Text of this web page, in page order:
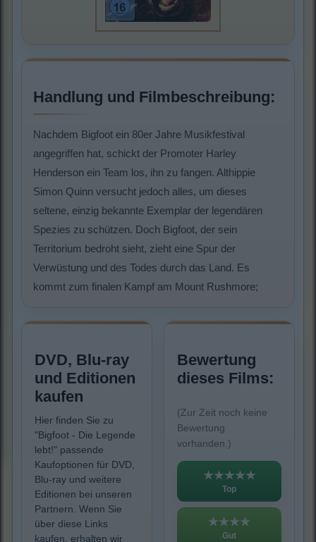
Handlung und Filmbeschreibung:
Nachdem Bigfoot ein 80er Jahre Musikfestival
angegriffen hat, schickt der Promoter Harley
Henderson ein Team los, ihn zu fangen. Althippie
Simon Quinn versucht jedoch alles, um dieses
seltene, einzig bekannte Exemplar der legendären
Spezies zu schützen. Doch Bigfoot, der sein
Territorium bedroht sieht, zieht eine Spur der
Verwüstung und des Todes durch das Land. Es
kommt zum finalen Kampf am Mount Rushmore;
DVD, Blu-ray
und Editionen
kaufen
Hier finden Sie zu
"Bigfoot - Die Legende
lebt!" passende
Kaufoptionen für DVD,
Blu-ray und weitere
Editionen bei unseren
Partnern. Wenn Sie
über diese Links
kaufen, erhalten wir
Bewertung
dieses Films:
(Zur Zeit noch keine
Bewertung
vorhanden.)
★★★★★
Top
★★★★
Gut